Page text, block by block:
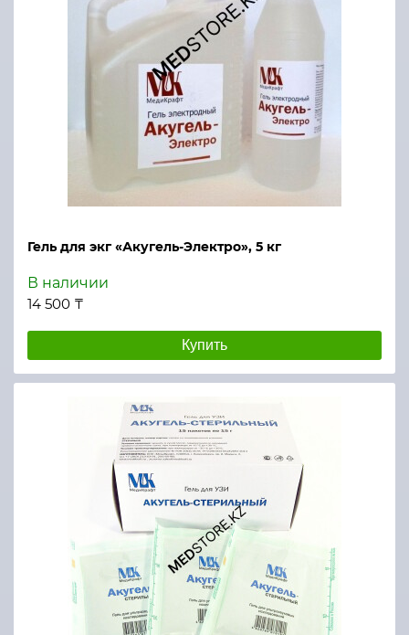
Гель для экг «Акугель-Электро», 5 кг
В наличии
14 500 ₸
Купить